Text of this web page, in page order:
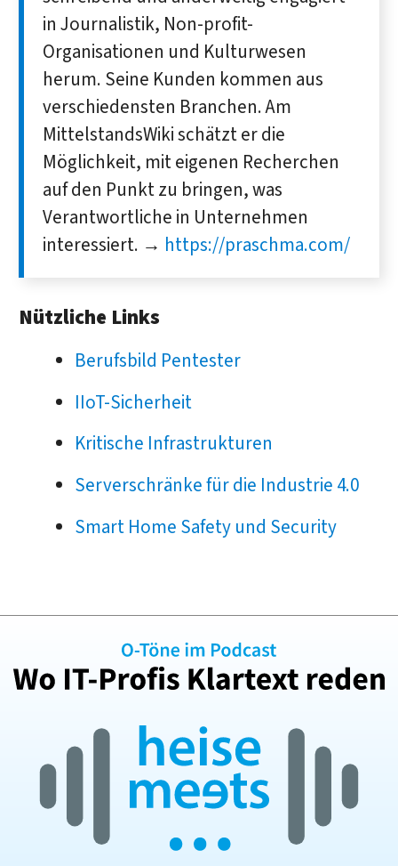
in Journalistik, Non-profit-
Organisationen und Kulturwesen
herum. Seine Kunden kommen aus
verschiedensten Branchen. Am
MittelstandsWiki schätzt er die
Möglichkeit, mit eigenen Recherchen
auf den Punkt zu bringen, was
Verantwortliche in Unternehmen
interessiert. → https://praschma.com/
Nützliche Links
Berufsbild Pentester
IIoT-Sicherheit
Kritische Infrastrukturen
Serverschränke für die Industrie 4.0
Smart Home Safety und Security